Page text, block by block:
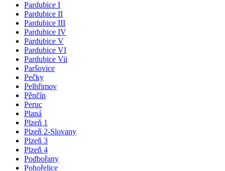
Pardubice I
Pardubice II
Pardubice III
Pardubice IV
Pardubice V
Pardubice VI
Pardubice Vii
Paršovice
Pečky
Pelhřimov
Pěnčín
Peruc
Planá
Plzeň 1
Plzeň 2-Slovany
Plzeň 3
Plzeň 4
Podbořany
Pohořelice